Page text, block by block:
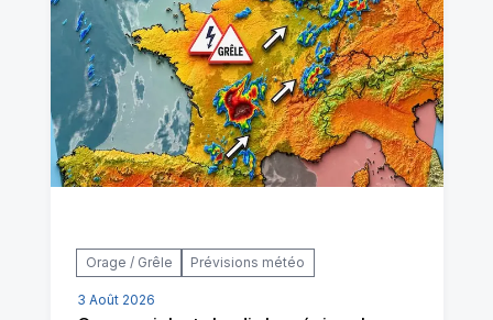
Orage / Grêle Prévisions météo
3 Août 2026